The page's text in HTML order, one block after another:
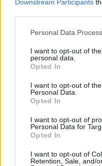
Downstream Participants
Personal Data
I want to opt-out of
personal data.
Opted In
I want to opt-out of
Personal Data.
Opted In
I want to opt-out of
Personal Data for
Opted In
I want to opt-out of
Retention, Sale, and/